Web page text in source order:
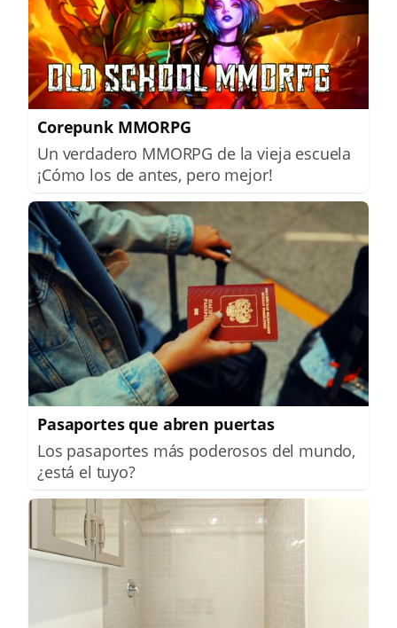
Corepunk MMORPG
Un verdadero MMORPG de la vieja escuela
¡Cómo los de antes, pero mejor!
Pasaportes que abren puertas
Los pasaportes más poderosos del mundo,
¿está el tuyo?